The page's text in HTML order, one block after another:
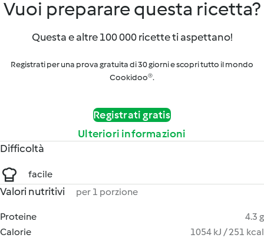
Vuoi preparare questa ricetta?
Questa e altre 100 000 ricette ti aspettano!
Registrati per una prova gratuita di 30 giorni e scopri tutto il mondo
Cookidoo®.
Registrati gratis
Ulteriori informazioni
Difficoltà
facile
Valori nutritivi per 1 porzione
Proteine
4.3 g
Calorie
1054 kJ / 251 kcal